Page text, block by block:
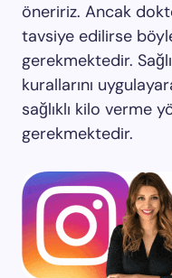
öneririz. Ancak
tavsiye edilirse
gerekmektedir.
kurallarını
sağlıklı kilo verme
gerekmektedir.